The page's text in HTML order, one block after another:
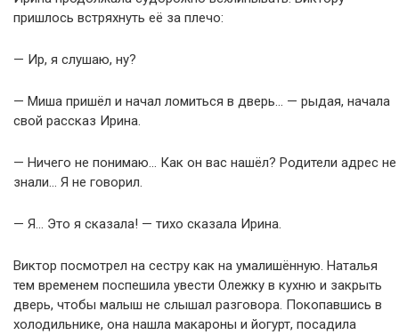
пришлось встряхнуть её за плечо:
— Ир, я слушаю, ну?
— Миша пришёл и начал ломиться в дверь… — рыдая, начала
свой рассказ Ирина.
— Ничего не понимаю… Как он вас нашёл? Родители адрес не
знали… Я не говорил.
— Я… Это я сказала! — тихо сказала Ирина.
Виктор посмотрел на сестру как на умалишённую. Наталья
тем временем поспешила увести Олежку в кухню и закрыть
дверь, чтобы малыш не слышал разговора. Покопавшись в
холодильнике, она нашла макароны и йогурт, посадила